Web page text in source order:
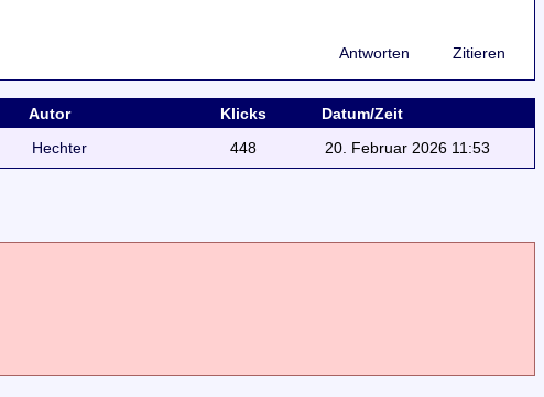
Antworten Zitieren
Autor Klicks Datum/Zeit
Hechter 448 20. Februar 2026 11:53